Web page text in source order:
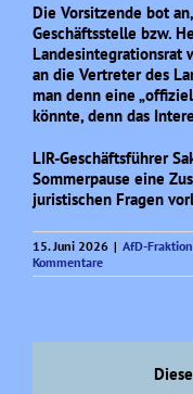
Die Vorsitzende bot
Geschäftsstelle bzw.
Landesintegrationsrat
an die Vertreter des
man denn eine
könnte, denn das
LIR-Geschäftsführer
Sommerpause eine
juristischen Fragen
15. Juni 2026 | AfD-Fraktion
Kommentare